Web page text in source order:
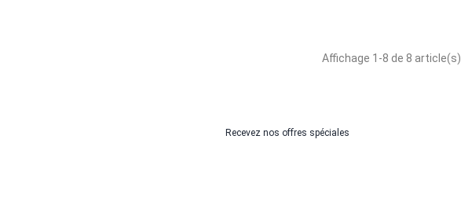
Affichage 1-8 de 8 article(s)
Recevez nos offres spéciales